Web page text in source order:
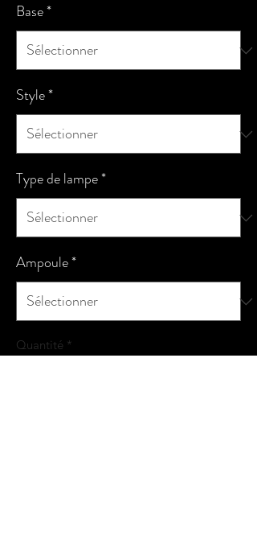
Base*
Style*
Type de lampe*
Ampoule*
Quantité *